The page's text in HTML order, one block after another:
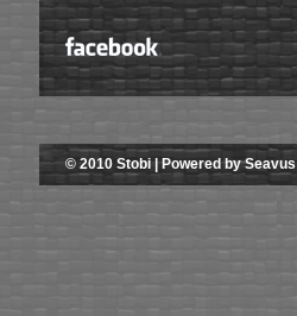
© 2010 Stobi | Powered by Seavus